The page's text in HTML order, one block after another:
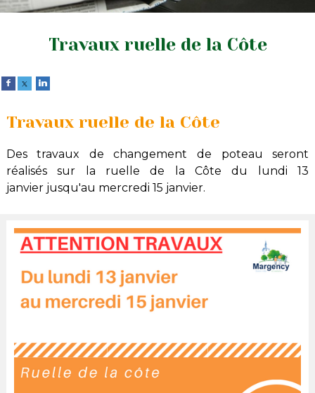
Travaux ruelle de la Côte
Travaux ruelle de la Côte
Des travaux de changement de poteau seront
réalisés sur la ruelle de la Côtedu
lundi 13
janvier jusqu'au mercredi 15 janvier.